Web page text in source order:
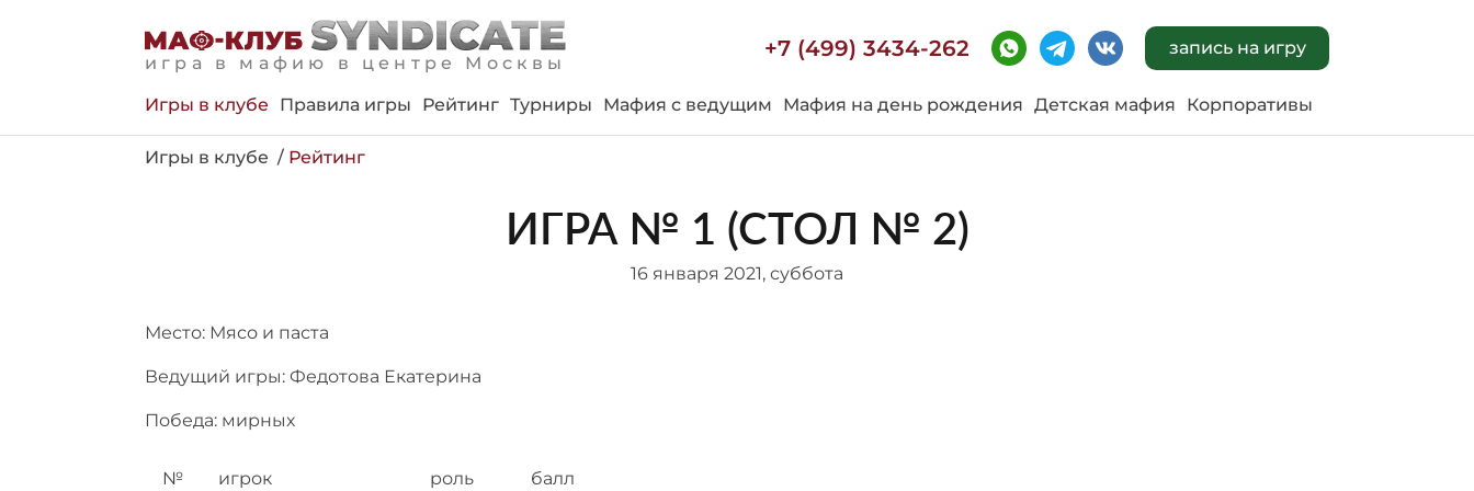
игра в мафию в центре Москвы
+7 (499) 3434-262 запись на игру
Игры в клубе Правила игры Рейтинг Турниры Мафия с ведущим Мафия на день рождения Детская мафия Корпоративы
Игры в клубе Рейтинг
ИГРА № 1 (СТОЛ № 2)
16 января 2021, суббота
Место: Мясо и паста
Ведущий игры: Федотова Екатерина
Победа: мирных
№ игрок роль балл